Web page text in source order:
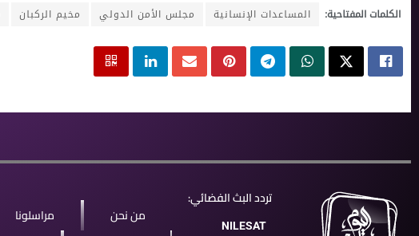
الكلمات المفتاحية: المساعدات الإنسانية مجلس الأمن الدولي مخيم الركبان
تردد البث الفضائي:
NILESAT من نحن مراسلونا